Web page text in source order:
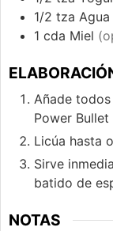
1/2 tza Agua
1 cda Miel
Añade
Power Bullet
Licúa hasta
Sirve
batido de
NOTAS